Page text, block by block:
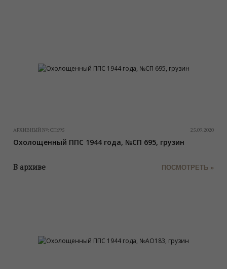
АРХИВНЫЙ №: СП695 25.09.2020
Охолощенный ППС 1944 года, №СП 695, грузин
В архиве ПОСМОТРЕТЬ »